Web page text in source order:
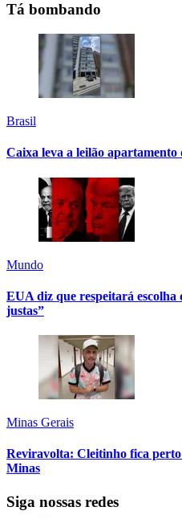
Tá bombando
Brasil
Caixa leva a leilão
Mundo
EUA diz que respeitará escolha
justas”
Minas Gerais
Reviravolta: Cleitinho fica
Minas
Siga nossas redes